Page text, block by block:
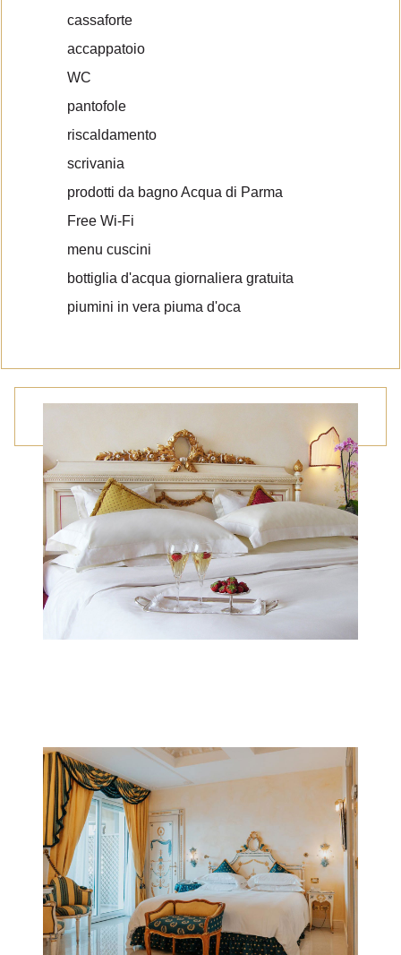
cassaforte
accappatoio
WC
pantofole
riscaldamento
scrivania
prodotti da bagno Acqua di Parma
Free Wi-Fi
menu cuscini
bottiglia d'acqua giornaliera gratuita
piumini in vera piuma d'oca